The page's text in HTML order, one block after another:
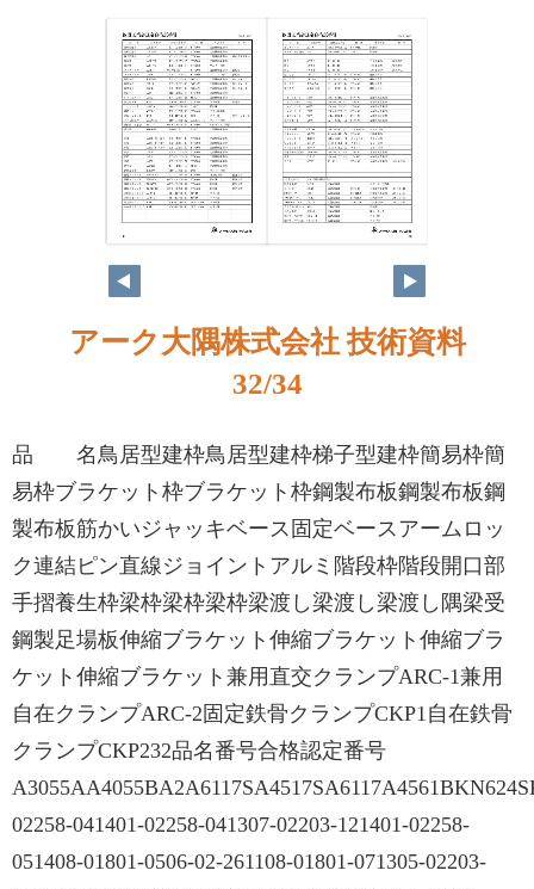
アーク大隅株式会社 技術資料
32/34
品 名鳥居型建枠鳥居型建枠梯子型建枠簡易枠簡
易枠ブラケット枠ブラケット枠鋼製布板鋼製布板鋼
製布板筋かいジャッキベース固定ベースアームロッ
ク連結ピン直線ジョイントアルミ階段枠階段開口部
手摺養生枠梁枠梁枠梁枠梁渡し梁渡し梁渡し隅梁受
鋼製足場板伸縮ブラケット伸縮ブラケット伸縮ブラ
ケット伸縮ブラケット兼用直交クランプARC-1兼用
自在クランプARC-2固定鉄骨クランプCKP1自在鉄骨
クランプCKP232品名番号合格認定番号
02258-041401-02258-041307-02203-121401-02258-
051408-01801-0506-02-261108-01801-071305-02203-